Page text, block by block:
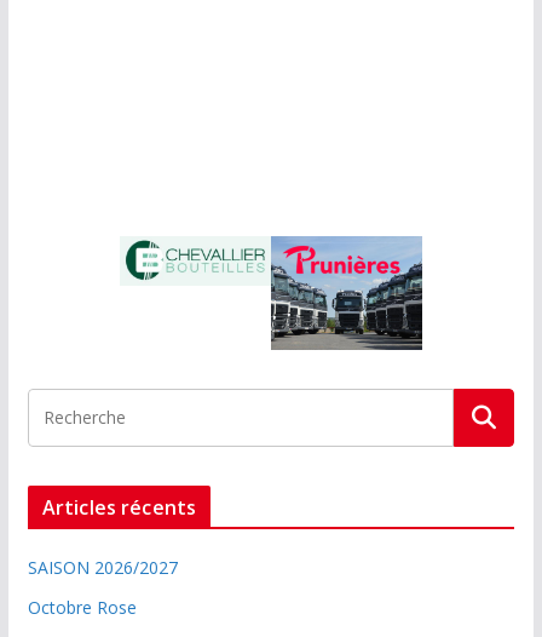
Articles récents
SAISON 2026/2027
Octobre Rose